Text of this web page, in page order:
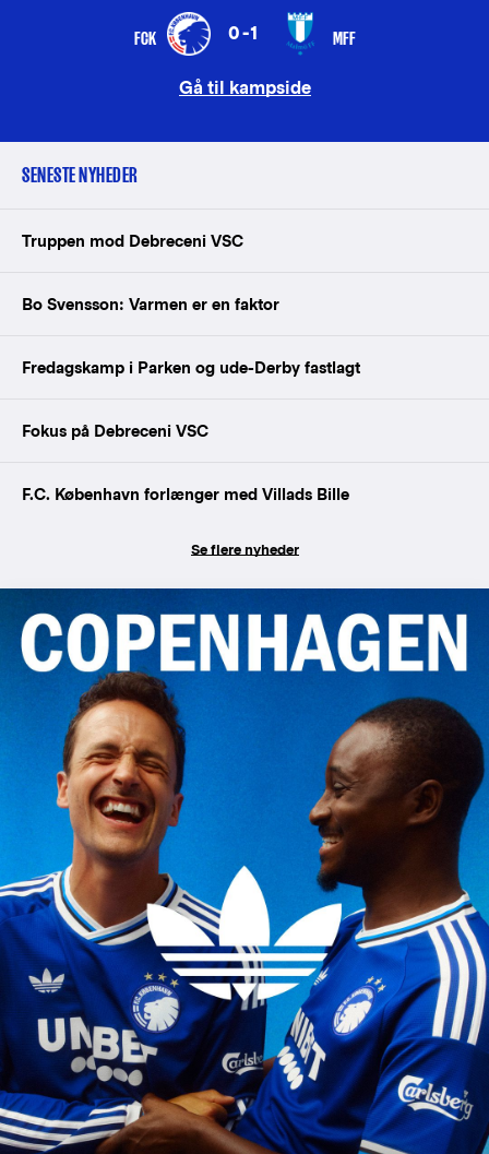
FCK 0-1 MFF
Gå til kampside
SENESTE NYHEDER
Truppen mod Debreceni VSC
Bo Svensson: Varmen er en faktor
Fredagskamp i Parken og ude-Derby fastlagt
Fokus på Debreceni VSC
F.C. København forlænger med Villads Bille
Se flere nyheder